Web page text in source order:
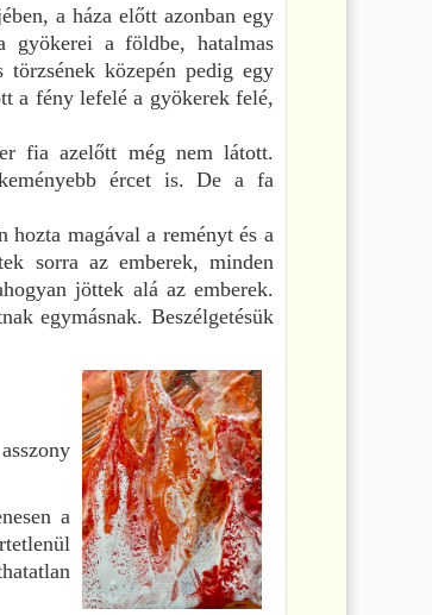
a háza előtt azonban egy
gyökerei a földbe, hatalmas
közepén pedig egy
a fény lefelé a gyökerek felé,
fia azelőtt még nem látott.
ércet is. De a fa
hozta magával a reményt és a
sorra az emberek, minden
jöttek alá az emberek.
egymásnak. Beszélgetésük
a